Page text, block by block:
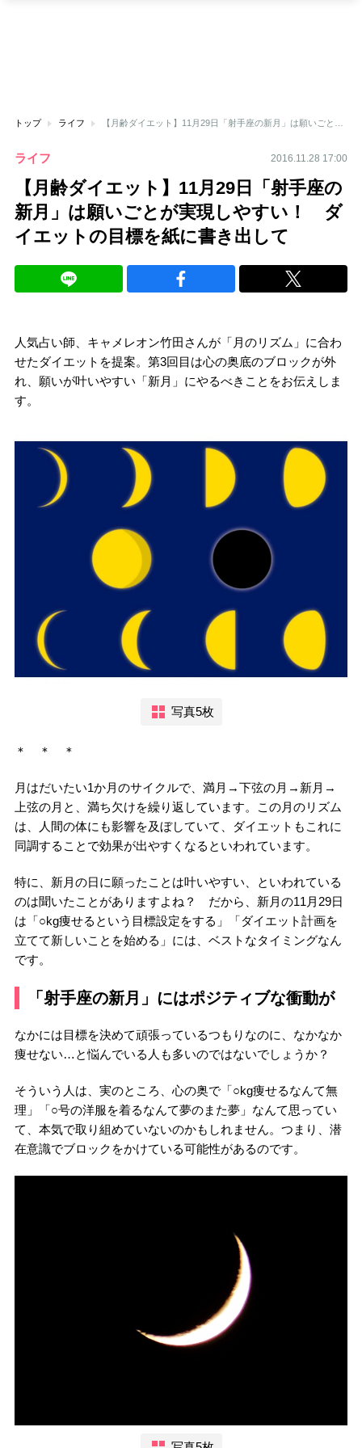
トップ ライフ
ライフ 2016.11.28 17:00
【月齢ダイエット】11月29日「射手座の
新月」は願いごとが実現しやすい！ ダ
イエットの目標を紙に書き出して
人気占い師、キャメレオン竹田さんが「月のリズム」に合わ
せたダイエットを提案。第3回目は心の奥底のブロックが外
れ、願いが叶いやすい「新月」にやるべきことをお伝えしま
す。
写真5枚
＊ ＊ ＊
月はだいたい1か月のサイクルで、満月→下弦の月→新月→
上弦の月と、満ち欠けを繰り返しています。この月のリズム
は、人間の体にも影響を及ぼしていて、ダイエットもこれに
同調することで効果が出やすくなるといわれています。
特に、新月の日に願ったことは叶いやすい、といわれている
のは聞いたことがありますよね？ だから、新月の11月29日
は「○kg痩せるという目標設定をする」「ダイエット計画を
立てて新しいことを始める」には、ベストなタイミングなん
です。
「射手座の新月」にはポジティブな衝動が
なかには目標を決めて頑張っているつもりなのに、なかなか
痩せない…と悩んでいる人も多いのではないでしょうか？
そういう人は、実のところ、心の奥で「○kg痩せるなんて無
理」「○号の洋服を着るなんて夢のまた夢」なんて思ってい
て、本気で取り組めていないのかもしれません。つまり、潜
在意識でブロックをかけている可能性があるのです。